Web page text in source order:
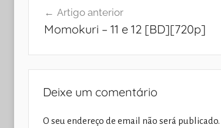
artigos
Artigo anterior
Momokuri – 11 e 12 [BD][720p]
Deixe um comentário
O seu endereço de email não será publicado.